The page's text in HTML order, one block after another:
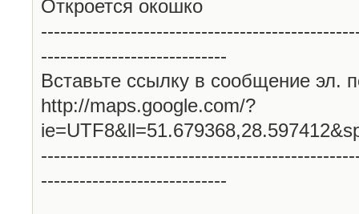
Откроется окошко
-----------------------------
Вставьте ссылку в сообщение эл.
http://maps.google.com/?
-----------------------------